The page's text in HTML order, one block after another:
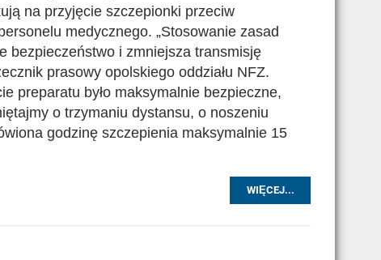
na przyjęcie szczepionki przeciw
medycznego. „Stosowanie zasad
bezpieczeństwo i zmniejsza transmisję
prasowy opolskiego oddziału NFZ.
preparatu było maksymalnie bezpieczne,
o trzymaniu dystansu, o noszeniu
godzinę szczepienia maksymalnie 15
WIĘCEJ...